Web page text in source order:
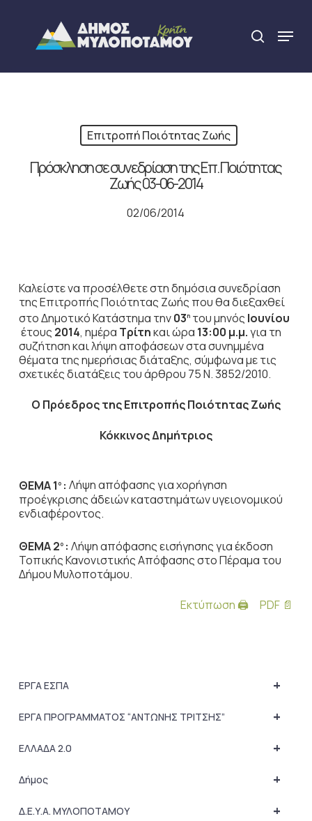
content
search
Menu
Επιτροπή Ποιότητας Ζωής
Πρόσκληση σε συνεδρίαση της Επ. Ποιότητας
Ζωής 03-06-2014
02/06/2014
Καλείστε να προσέλθετε στη δημόσια συνεδρίαση
της Επιτροπής Ποιότητας Ζωής που θα διεξαχθεί
στο Δημοτικό Κατάστημα την03ητου μηνός Ιουνίου
έτους 2014, ημέρα Τρίτηκαι ώρα 13:00 μ.μ.για τη
συζήτησηκαι λήψη αποφάσεων στα συνημμένα
θέματα της ημερήσιας διάταξης, σύμφωνα με τις
σχετικές διατάξεις του άρθρου 75 Ν. 3852/2010.
Ο Πρόεδροςτης Επιτροπής Ποιότητας Ζωής
Κόκκινος Δημήτριος
ΘΕΜΑ 1 ο : Λήψη απόφασης για χορήγηση
προέγκρισης άδειών καταστημάτων υγειονομικού
ενδιαφέροντος.
ΘΕΜΑ 2ο : Λήψη απόφασης εισήγησης για έκδοση
Τοπικής Κανονιστικής Απόφασης στο Πέραμα του
Δήμου Μυλοποτάμου.
Εκτύπωση 🖨
PDF 📄
+
ΕΡΓΑ ΕΣΠΑ
+
ΕΡΓΑ ΠΡΟΓΡΑΜΜΑΤΟΣ “ΑΝΤΩΝΗΣ ΤΡΙΤΣΗΣ”
+
ΕΛΛΑΔΑ 2.0
+
Δήμος
+
Δ.Ε.Υ.Α. ΜΥΛΟΠΟΤΑΜΟΥ
Close